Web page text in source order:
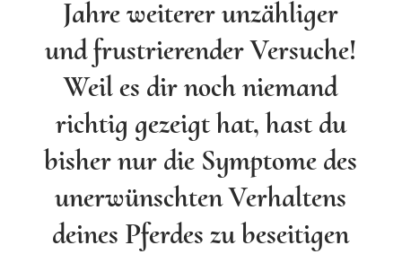
Jahre weiterer unzähliger
und frustrierender Versuche!
Weil es dir noch niemand
richtig gezeigt hat, hast du
bisher nur die Symptome des
unerwünschten Verhaltens
deines Pferdes zu beseitigen